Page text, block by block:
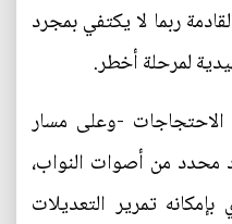
ربما لا يكتفي بمجرد
لمرحلة أخطر.
-وعلى مسار
من أصوات النواب،
تمرير التعديلات